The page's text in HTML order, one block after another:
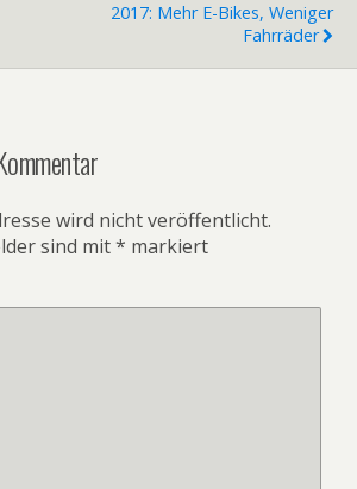
2017: Mehr E-Bikes, Weniger
Fahrräder
wird nicht veröffentlicht.
sind mit* markiert